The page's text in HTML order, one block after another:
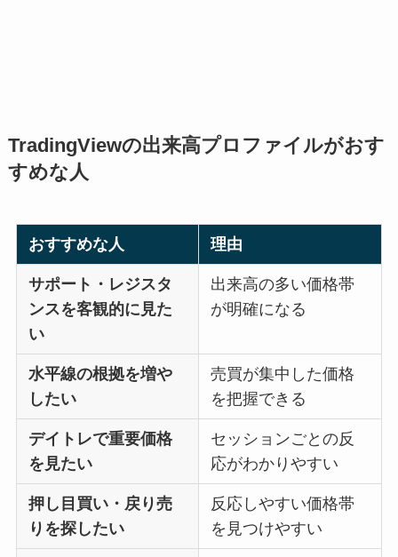
TradingViewの出来高プロファイルがおす
すめな人
おすすめな人 理由
サポート・レジスタ
ンスを客観的に見た
い
出来高の多い価格帯
が明確になる
水平線の根拠を増や
したい
売買が集中した価格
を把握できる
デイトレで重要価格
を見たい
セッションごとの反
応がわかりやすい
押し目買い・戻り売
りを探したい
反応しやすい価格帯
を見つけやすい